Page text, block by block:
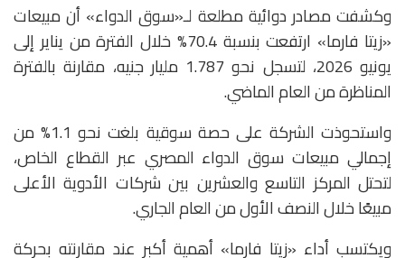
وكشفت مصادر دوائية مطلعة لـ«سوق الدواء» أن مبيعات
«زيتا فارما» ارتفعت بنسبة 70.4% خلال الفترة من يناير إلى
يونيو 2026، لتسجل نحو 1.787 مليار جنيه، مقارنة بالفترة
المناظرة من العام الماضي.
واستحوذت الشركة على حصة سوقية بلغت نحو 1.1% من
إجمالي مبيعات سوق الدواء المصري عبر القطاع الخاص،
لتحتل المركز التاسع والعشرين بين شركات الأدوية الأعلى
مبيعًا خلال النصف الأول من العام الجاري.
ويكتسب أداء «زيتا فارما» أهمية أكبر عند مقارنته بحركة